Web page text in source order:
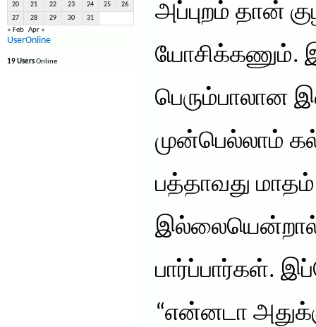
20 21 22 23 24 25 26
27 28 29 30 31
« Feb Apr »
UserOnline
19 UsersOnline
அப்புறம் தான்
யோசிக்கணும்.
பெரும்பாலான
முன்பெல்லாம்
பத்தாவது
பார்ப்பார்கள்.
“என்னடா